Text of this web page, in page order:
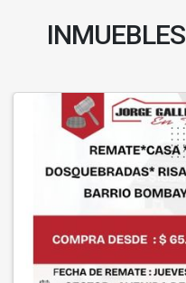
INMUEBLES